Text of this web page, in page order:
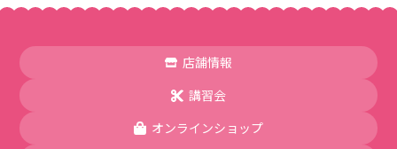
店舗情報
講習会
オンラインショップ